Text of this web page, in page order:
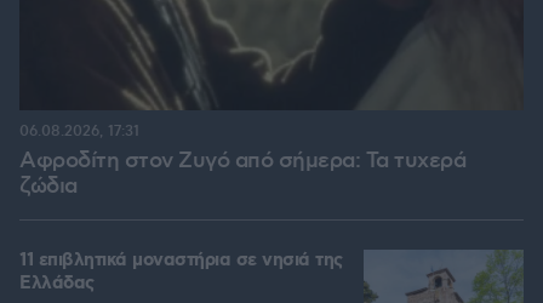
Αφροδίτη στον Ζυγό από σήμερα: Τα τυχερά
ζώδια
06.08.2026, 17:31
11 επιβλητικά μοναστήρια σε νησιά της
Ελλάδας